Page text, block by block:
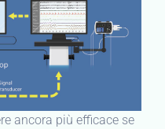
ancora più efficace se